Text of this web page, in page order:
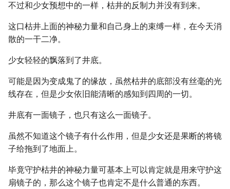
不过和少女预想中的一样，枯井的反制力并没有到来。
这口枯井上面的神秘力量和自己身上的束缚一样，在今天消
散的一干二净。
少女轻轻的飘落到了井底。
可能是因为变成鬼了的缘故，虽然枯井的底部没有丝毫的光
线存在，但是少女依旧能清晰的感知到四周的一切。
井底有一面镜子，也只有这么一面镜子。
虽然不知道这个镜子有什么作用，但是少女还是果断的将镜
子给拖到了地面上。
毕竟守护枯井的神秘力量可基本上可以肯定就是用来守护这
扇镜子的，那么这个镜子也肯定不是什么普通的东西。